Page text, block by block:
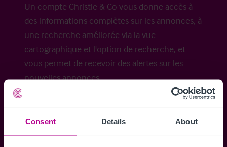
Consent Details About
Un compte Christie & Co vous donne accès à
des informations complètes sur les annonces, à
une recherche améliorée via la vue
cartographique et l'option de recherche, et
vous permet de recevoir des alertes sur les
nouvelles annonces.
Accéder à tous les détails